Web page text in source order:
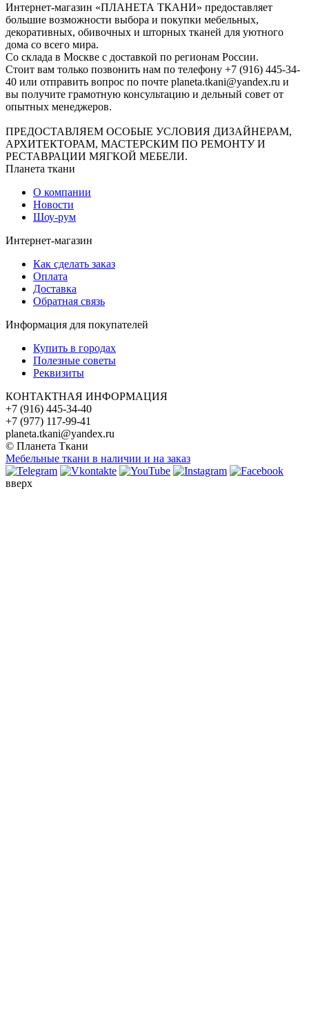
Интернет-магазин «ПЛАНЕТА ТКАНИ» предоставляет
большие возможности выбора и покупки мебельных,
декоративных, обивочных и шторных тканей для уютного
дома со всего мира.
Со склада в Москве с доставкой по регионам России.
Стоит вам только позвонить нам по телефону +7 (916) 445-34-
40 или отправить вопрос по почте planeta.tkani@yandex.ru и
вы получите грамотную консультацию и дельный совет от
опытных менеджеров.
ПРЕДОСТАВЛЯЕМ ОСОБЫЕ УСЛОВИЯ ДИЗАЙНЕРАМ,
АРХИТЕКТОРАМ, МАСТЕРСКИМ ПО РЕМОНТУ И
РЕСТАВРАЦИИ МЯГКОЙ МЕБЕЛИ.
Планета ткани
О компании
Новости
Шоу-рум
Интернет-магазин
Как сделать заказ
Оплата
Доставка
Обратная связь
Информация для покупателей
Купить в городах
Полезные советы
Реквизиты
КОНТАКТНАЯ ИНФОРМАЦИЯ
+7 (916) 445-34-40
+7 (977) 117-99-41
planeta.tkani@yandex.ru
© Планета Ткани
Мебельные ткани в наличии и на заказ
вверх